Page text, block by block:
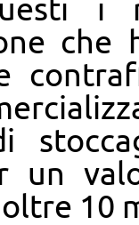
i
un
10